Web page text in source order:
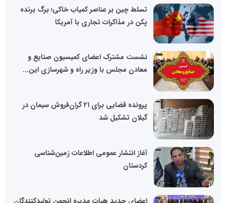
تسلط چین بر عناصر کمیاب خاکی؛ برگ برنده
پکن در مذاکرات تجاری با آمریکا
نشست مشترک اعضای کمیسیون صنایع و
معادن مجلس با وزیر راه و شهرسازی این...
پرونده قضایی برای ۲۱ گران‌فروش سیمان در
گیلان تشکیل شد
آغاز انتشار عمومی اطلاعات زمین‌شناسی
کردستان